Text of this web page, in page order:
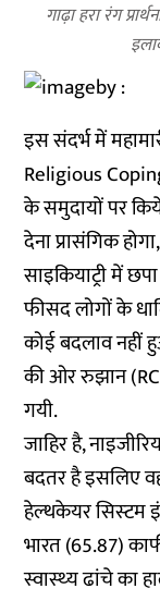
गाढ़ा हरा रंग
इस संदर्भ में
Religious
के समुदायों पर
देना प्रासंगिक
साइकियाट्री में
फीसद लोगों के
कोई बदलाव नहीं
की ओर रुझान
गयी.
जाहिर है,
बदतर है इसलिए
हेल्‍थकेयर सिस्‍टम
भारत (65.87)
स्‍वास्‍थ्‍य ढांचे का